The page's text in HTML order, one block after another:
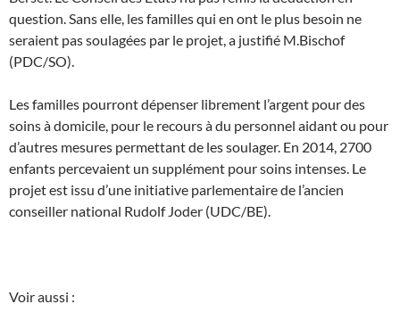
question. Sans elle, les familles qui en ont le plus besoin ne
seraient pas soulagées par le projet, a justifié M.Bischof
(PDC/SO).
Les familles pourront dépenser librement l’argent pour des
soins à domicile, pour le recours à du personnel aidant ou pour
d’autres mesures permettant de les soulager. En 2014, 2700
enfants percevaient un supplément pour soins intenses. Le
projet est issu d’une initiative parlementaire de l’ancien
conseiller national Rudolf Joder (UDC/BE).
Voir aussi :